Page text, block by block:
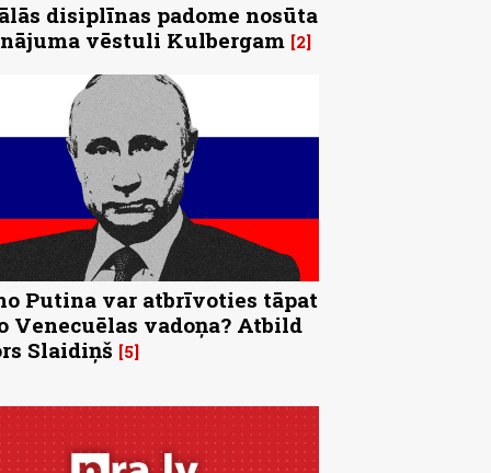
disiplīnas padome nosūta
vēstuli Kulbergam 2
Putina var atbrīvoties tāpat
Venecuēlas vadoņa? Atbild
Slaidiņš 5